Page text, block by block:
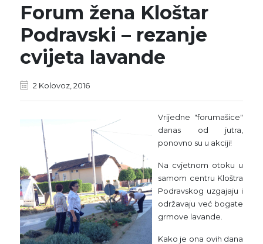
Forum žena Kloštar
Podravski – rezanje
cvijeta lavande
2 Kolovoz, 2016
Vrijedne "forumašice"
danas od jutra,
ponovno su u akciji!
Na cvjetnom otoku u
samom centru Kloštra
Podravskog uzgajaju i
održavaju već bogate
grmove lavande.
Kako je ona ovih dana